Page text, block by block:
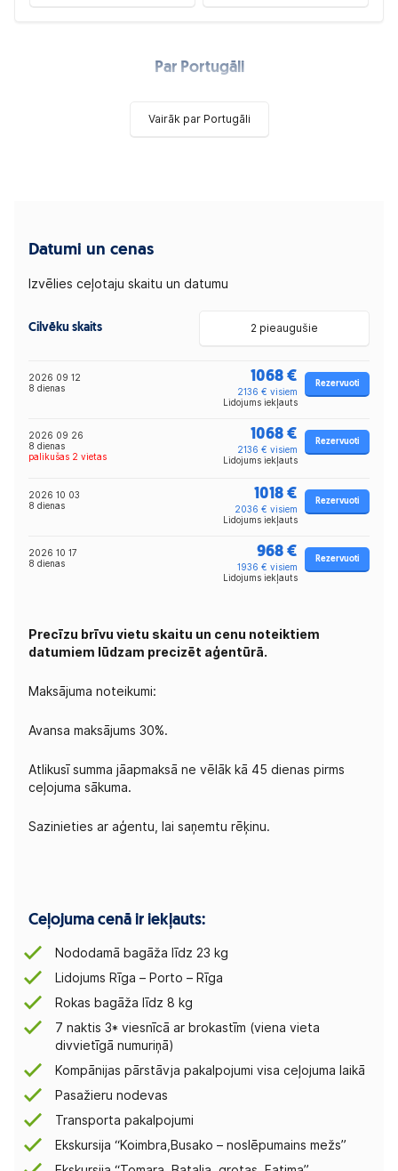
Par Portugāli
Vairāk par Portugāli
Datumi un cenas
Izvēlies ceļotaju skaitu un datumu
Cilvēku skaits 2 pieaugušie
2026 09 12
8 dienas
1068 €
2136 € visiem
Lidojums iekļauts
Rezervuoti
2026 09 26
8 dienas
palikušas 2 vietas
1068 €
2136 € visiem
Lidojums iekļauts
Rezervuoti
2026 10 03
8 dienas
1018 €
2036 € visiem
Lidojums iekļauts
Rezervuoti
2026 10 17
8 dienas
968 €
1936 € visiem
Lidojums iekļauts
Rezervuoti
Precīzu brīvu vietu skaitu un cenu noteiktiem
datumiem lūdzam precizēt aģentūrā.
Maksājuma noteikumi:
Avansa maksājums 30%.
Atlikusī summa jāapmaksā ne vēlāk kā 45 dienas pirms
ceļojuma sākuma.
Sazinieties ar aģentu, lai saņemtu rēķinu.
Ceļojuma cenā ir iekļauts:
Nododamā bagāža līdz 23 kg
Lidojums Rīga – Porto – Rīga
Rokas bagāža līdz 8 kg
7 naktis 3* viesnīcā ar brokastīm (viena vieta
divvietīgā numuriņā)
Kompānijas pārstāvja pakalpojumi visa ceļojuma laikā
Pasažieru nodevas
Transporta pakalpojumi
Ekskursija “Koimbra,Busako – noslēpumains mežs”